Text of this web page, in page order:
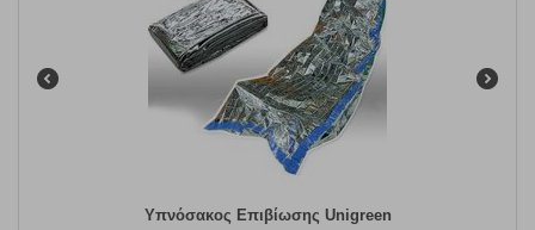
Υπνόσακος Επιβίωσης Unigreen